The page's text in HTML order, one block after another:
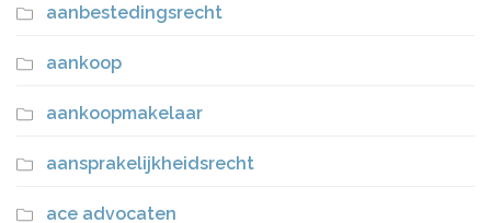
aanbestedingsrecht
aankoop
aankoopmakelaar
aansprakelijkheidsrecht
ace advocaten